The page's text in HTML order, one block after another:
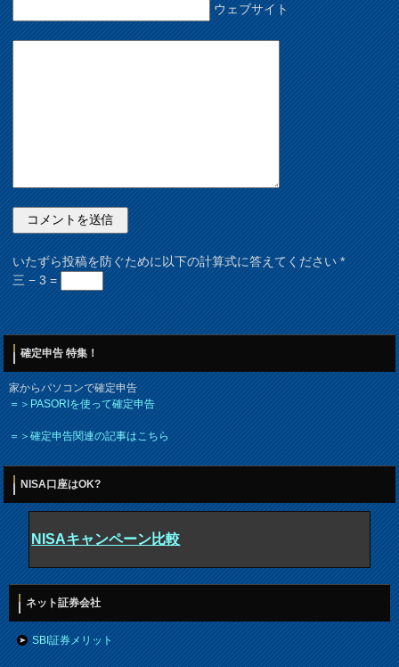
ウェブサイト
いたずら投稿を防ぐために以下の計算式に答えてください*
三 − 3 =
確定申告 特集！
家からパソコンで確定申告
＝＞PASORIを使って確定申告
＝＞確定申告関連の記事はこちら
NISA口座はOK?
NISAキャンペーン比較
ネット証券会社
SBI証券メリット